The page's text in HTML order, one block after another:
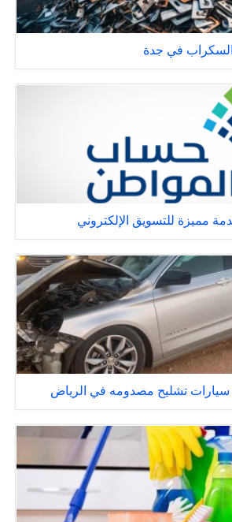
السكراب في جدة
مميزة للتسويق الإلكتروني
تشليح مصدومه في الرياض